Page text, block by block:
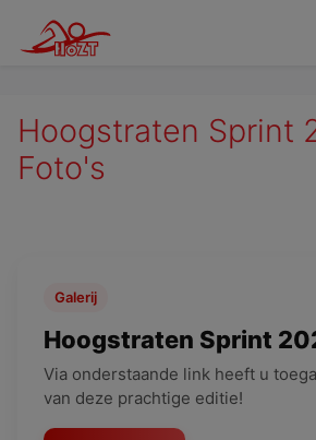
Wedstrijdzwemmers
Hoogstraten Sprint
Foto's
Galerij
Hoogstraten Sprint
Via onderstaande link heeft u
van deze prachtige editie!